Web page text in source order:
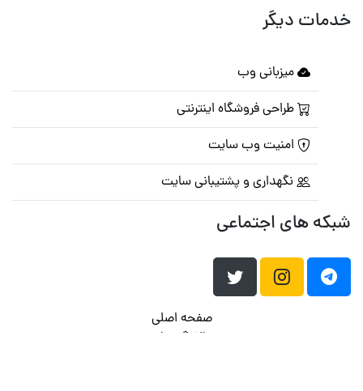
خدمات دیگر
میزبانی وب
طراحی فروشگاه اینترنتی
امنیت وب سایت
نگهداری و پشتیبانی سایت
شبکه های اجتماعی
صفحه اصلی
تالار گفتمان